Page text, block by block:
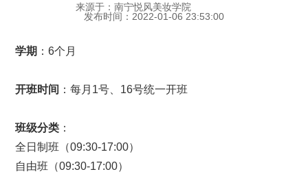
来源于：南宁悦风美妆学院
发布时间：2022-01-06 23:53:00
学期 ：6个月
开班时间 ：每月1号、16号统一开班
班级分类 ：
全日制班（09:30-17:00）
自由班（09:30-17:00）